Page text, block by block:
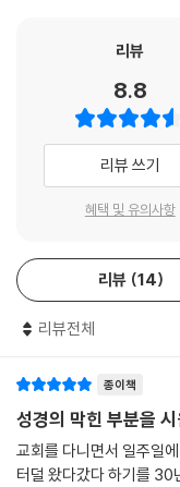
리뷰
8.8
리뷰 쓰기
혜택 및 유의사항
리뷰 14
리뷰전체
종이책
성경의 막힌 부분을
교회를 다니면서 일주일
터덜 왔다갔다 하기를 30